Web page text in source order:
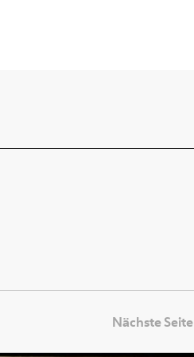
Nächste Seite